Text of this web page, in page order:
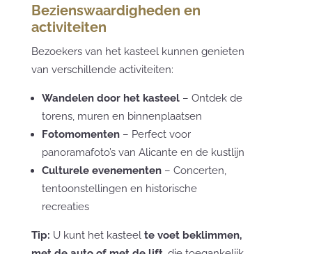
Bezienswaardigheden en
activiteiten
Bezoekers van het kasteel kunnen genieten
van verschillende activiteiten:
Wandelen door het kasteel– Ontdek de
torens, muren en binnenplaatsen
Fotomomenten– Perfect voor
panoramafoto’s van Alicante en de kustlijn
Culturele evenementen– Concerten,
tentoonstellingen en historische
recreaties
Tip: U kunt het kasteel te voet beklimmen,